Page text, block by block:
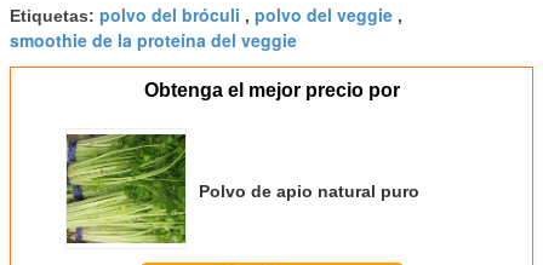
Etiquetas: polvo del bróculi , polvo del veggie ,
smoothie de la proteína del veggie
Obtenga el mejor precio por
Polvo de apio natural puro